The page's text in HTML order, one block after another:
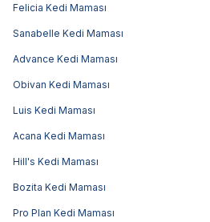
Felicia Kedi Maması
Sanabelle Kedi Maması
Advance Kedi Maması
Obivan Kedi Maması
Luis Kedi Maması
Acana Kedi Maması
Hill's Kedi Maması
Bozita Kedi Maması
Pro Plan Kedi Maması